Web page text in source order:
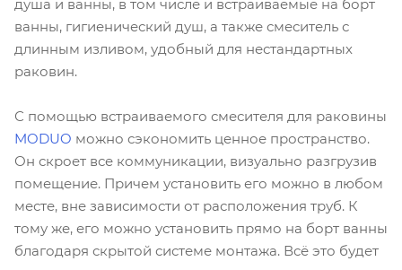
душа и ванны, в том числе и встраиваемые на борт
ванны, гигиенический душ, а также смеситель с
длинным изливом, удобный для нестандартных
раковин.
С помощью встраиваемого смесителя для раковины
MODUO можно сэкономить ценное пространство.
Он скроет все коммуникации, визуально разгрузив
помещение. Причем установить его можно в любом
месте, вне зависимости от расположения труб. К
тому же, его можно установить прямо на борт ванны
благодаря скрытой системе монтажа. Всё это будет